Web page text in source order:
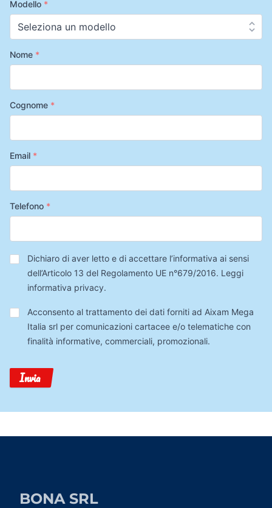
Modello *
Nome *
Cognome *
Email *
Telefono *
Privacy*
Dichiaro di aver letto e di accettare l’informativa ai sensi
dell’Articolo 13 del Regolamento UE n°679/2016. Leggi
informativa privacy.
Trattamento
Dati
Acconsento al trattamento dei dati forniti ad Aixam Mega
Italia srl per comunicazioni cartacee e/o telematiche con
finalità informative, commerciali, promozionali.
Invia
BONA SRL